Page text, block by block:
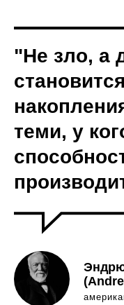
"Не зло, а
теми, у